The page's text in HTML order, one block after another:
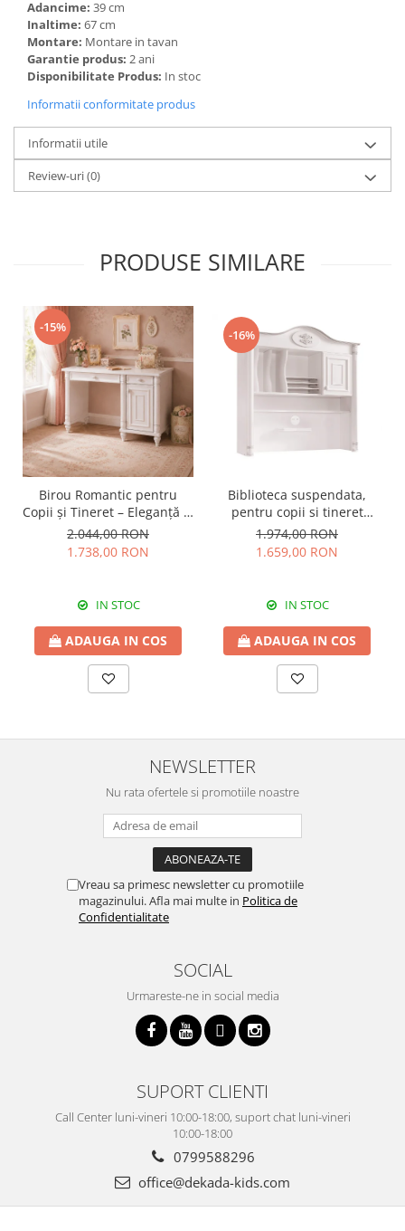
Adancime: 39 cm
Inaltime: 67 cm
Montare: Montare in tavan
Garantie produs: 2 ani
Disponibilitate Produs: In stoc
Informatii conformitate produs
Informatii utile
Review-uri(0)
PRODUSE SIMILARE
-15%
Birou Romantic pentru
Copii și Tineret – Eleganță și
Funcționalitate, 117x62x75
cm
2.044,00 RON
1.738,00 RON
IN STOC
ADAUGA IN COS
-16%
Biblioteca suspendata,
pentru copii si tineret
Colectia Romantic,
117x37x119 cm
1.974,00 RON
1.659,00 RON
IN STOC
ADAUGA IN COS
NEWSLETTER
Nu rata ofertele si promotiile noastre
Vreau sa primesc newsletter cu promotiile
magazinului. Afla mai multe in Politica de
Confidentialitate
SOCIAL
Urmareste-ne in social media
SUPORT CLIENTI
Call Center luni-vineri 10:00-18:00, suport chat luni-vineri
10:00-18:00
0799588296
office@dekada-kids.com